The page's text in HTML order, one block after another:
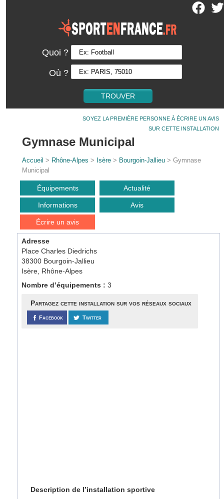
Quoi ?
Où ?
SOYEZ LA PREMIÈRE PERSONNE À ÉCRIRE UN AVIS
SUR CETTE INSTALLATION
Gymnase Municipal
Accueil > Rhône-Alpes > Isère > Bourgoin-Jallieu > Gymnase
Municipal
Équipements Actualité
Informations Avis
Écrire un avis
Adresse
Place Charles Diedrichs
38300 Bourgoin-Jallieu
Isère, Rhône-Alpes
Nombre d’équipements :3
Partagez cette installation sur vos réseaux sociaux
Facebook Twitter
Description de l’installation sportive